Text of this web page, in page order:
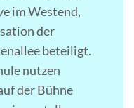
im Westend,
der
beteiligt.
nutzen
der Bühne